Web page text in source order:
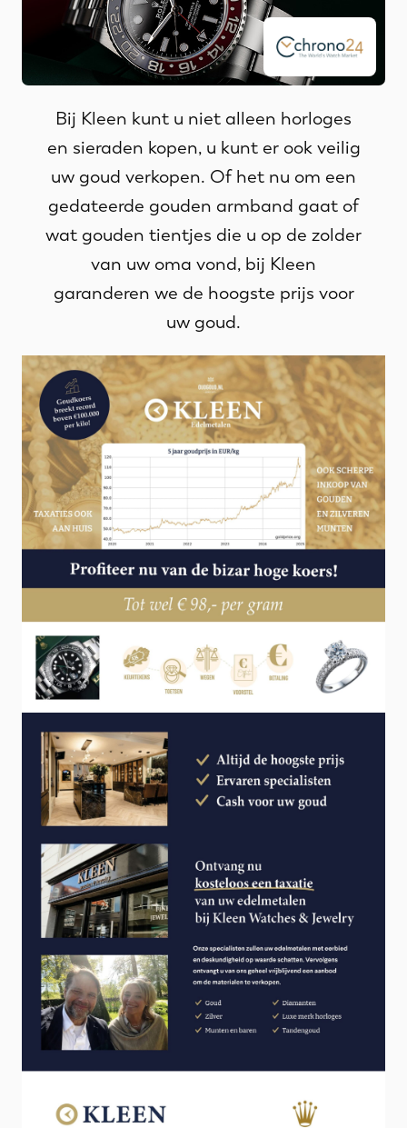
Bij Kleen kunt u niet alleen horloges
en sieraden kopen, u kunt er ook veilig
uw goud verkopen. Of het nu om een
gedateerde gouden armband gaat of
wat gouden tientjes die u op de zolder
van uw oma vond, bij Kleen
garanderen we de hoogste prijs voor
uw goud.